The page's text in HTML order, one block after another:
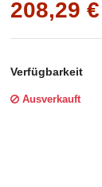
208,29 €
Verfügbarkeit
Ausverkauft